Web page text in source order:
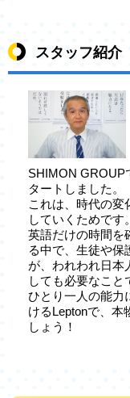
スタッフ紹介
SHIMON GROUP
タートしました。
これは、時代の変
していくためです。
英語だけの時間を
る中で、生徒や保
が、われわれ日本
しても必要なこと
ひとり一人の能力
けるLeptonで、本
しょう！